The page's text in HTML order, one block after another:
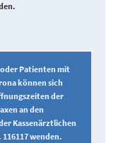
Patienten mit
können sich
der
an den
Kassenärztlichen
wenden.